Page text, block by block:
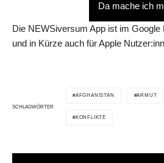
Da mache ich
Die NEWSiversum App ist im Google
und in Kürze auch für Apple
SCHLAGWÖRTER
AFGHANISTAN ARMUT
KONFLIKTE